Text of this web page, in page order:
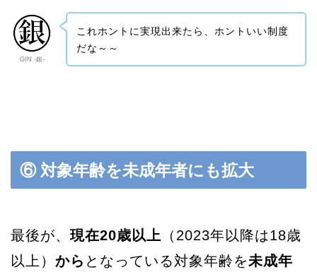
GIN -銀-
これホントに実現出来たら、ホントいい制度
だな～～
⑥ 対象年齢を未成年者にも拡大
最後が、 現在20歳以上 （2023年以降は18歳
以上） から となっている対象年齢を未成年